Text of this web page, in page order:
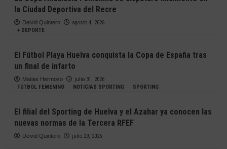
la Ciudad Deportiva del Recre
Deivid Quintero
agosto 4, 2026
+ DEPORTE
El Fútbol Playa Huelva conquista la Copa de España tras
un final de infarto
Matias Hermoso
julio 31, 2026
FÚTBOL FEMENINO
NOTICIAS SPORTING SPORTING
El filial del Sporting de Huelva y el Azahar ya conocen las
nuevas normas de la Tercera RFEF
Deivid Quintero julio 29, 2026